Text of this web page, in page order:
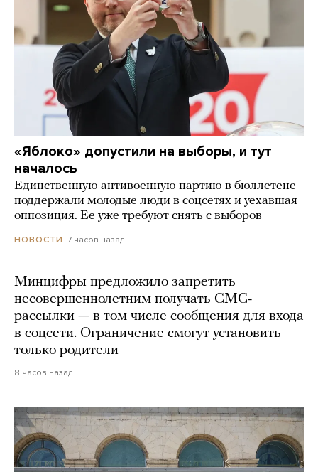
«Яблоко» допустили на выборы, и тут
началось
Единственную антивоенную партию в бюллетене
поддержали молодые люди в соцсетях и уехавшая
оппозиция. Ее уже требуют снять с выборов
НОВОСТИ 7 часов назад
Минцифры предложило запретить
несовершеннолетним получать СМС-
рассылки — в том числе сообщения для входа
в соцсети. Ограничение смогут установить
только родители
8 часов назад